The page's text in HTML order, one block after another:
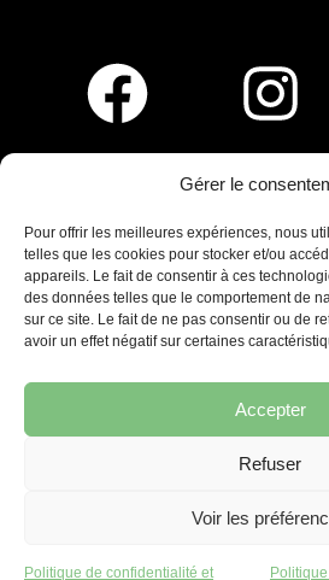
Gérer le
Pour offrir les meilleures expériences, nous
telles que les cookies pour stocker et/ou
appareils. Le fait de consentir à ces
des données telles que le comportement de
sur ce site. Le fait de ne pas consentir ou de
avoir un effet négatif sur certaines
Accepter
Refuser
Voir les
Politique de confidentialité et
Saint-Germain-En-Laye
Ligne R2-Nord
Tramway T13
20mins à pied du RER A